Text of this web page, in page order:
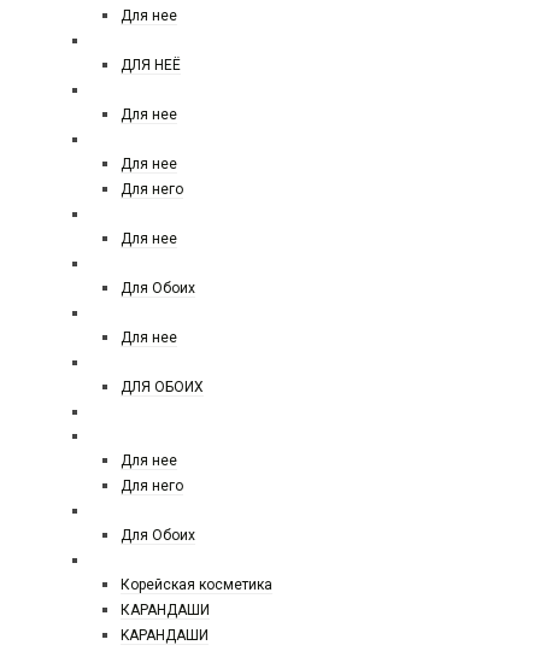
Для нее
ДЛЯ НЕЁ
Для нее
Для нее
Для него
Для нее
Для Обоих
Для нее
ДЛЯ ОБОИХ
Для нее
Для него
Для Обоих
Корейская косметика
КАРАНДAШИ
KAPAHДАШИ